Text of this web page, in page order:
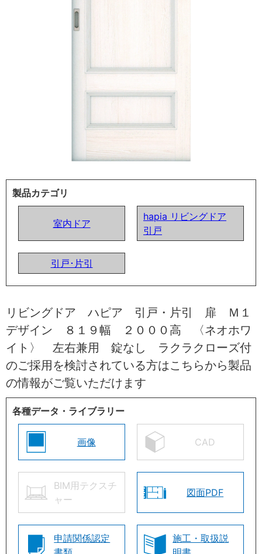
製品カテゴリ
室内ドア
hapia リビングドア
引戸
引戸･片引
リビングドア ハピア 引戸・片引 扉 Ｍ１
デザイン ８１９幅 ２０００高 〈ネオホワ
イト〉 左右兼用 錠なし ラクラクローズ付
のご採用を検討されている方はこちらから製品
の情報がご覧いただけます
各種データ・ライブラリー
画像 CAD
BIM用テクスチ
ャー
図面PDF
申請関係認定
施工・取扱説